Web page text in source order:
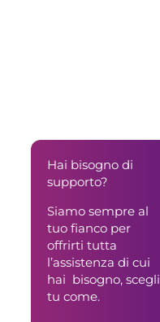
Hai bisogno di
supporto?
Siamo sempre al
tuo fianco per
offrirti tutta
l’assistenza di cui
hai bisogno, scegli
tu come.